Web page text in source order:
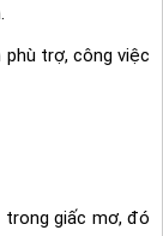
phù trợ, công việc
trong giấc mơ, đó